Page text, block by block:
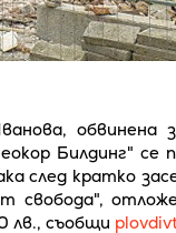
обвинена
Билдинг" се
след кратко
свобода",
лв., съобщи